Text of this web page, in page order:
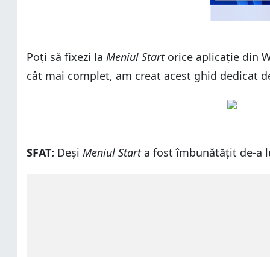
Poți să fixezi la Meniul Startorice aplicație din
cât mai complet, am creat acest ghid dedicat
SFAT: Deși Meniul Starta fost îmbunătățit de-a